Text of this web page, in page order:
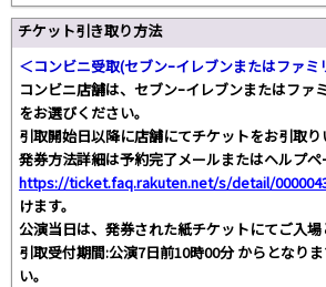
チケット引き取り方法
＜コンビニ受取(セブンｰイレブンまたはファミ
コンビニ店舗は、セブンｰイレブンまたはファ
をお選びください。
引取開始日以降に店舗にてチケットをお引取り
発券方法詳細は予約完了メールまたはヘルプペ
https://ticket.faq.rakuten.net/s/detail/
けます。
公演当日は、発券された紙チケットにてご入場
引取受付期間:公演7日前10時00分 からとなり
い。